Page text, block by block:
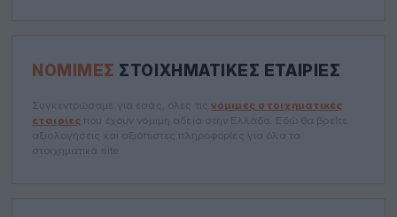
ΝΌΜΙΜΕΣ ΣΤΟΙΧΗΜΑΤΙΚΈΣ ΕΤΑΙΡΊΕΣ
Συγκεντρώσαμε για εσάς, όλες τις νόμιμες στοιχηματικές
εταιρίες που έχουν νόμιμη άδεια στην Ελλάδα. Εδώ θα βρείτε
αξιολογήσεις και αξιόπιστες πληροφορίες για όλα τα
στοιχηματικά site.